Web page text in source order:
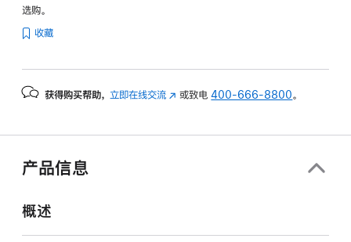
选购。
收藏
获得购买帮助， 立即在线交流 (在 或致电400-666-8800。
产品信息
概述